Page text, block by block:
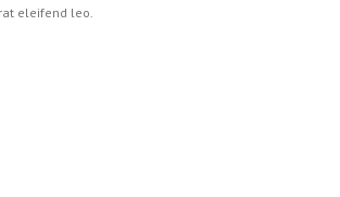
eleifend leo.